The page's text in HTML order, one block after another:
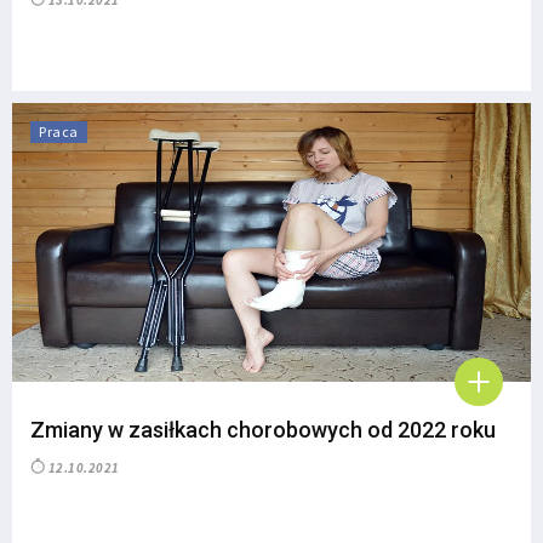
Praca
Zmiany w zasiłkach chorobowych od 2022 roku
12.10.2021